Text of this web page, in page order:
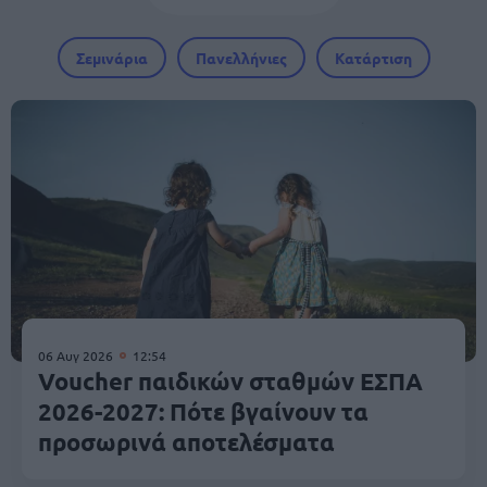
Σεμινάρια Πανελλήνιες Κατάρτιση
06 Αυγ 2026 12:54
Voucher παιδικών σταθμών ΕΣΠΑ
2026-2027: Πότε βγαίνουν τα
προσωρινά αποτελέσματα